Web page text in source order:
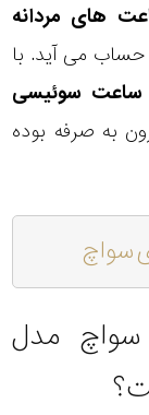
های مردانه
می آید. با
ساعت سوئیسی
به صرفه بوده
سواچ
مدل